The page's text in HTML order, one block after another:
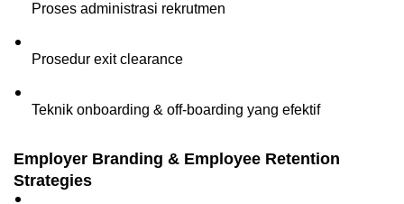
Proses administrasi rekrutmen
Prosedur exit clearance
Teknik onboarding & off-boarding yang efektif
Employer Branding & Employee Retention
Strategies